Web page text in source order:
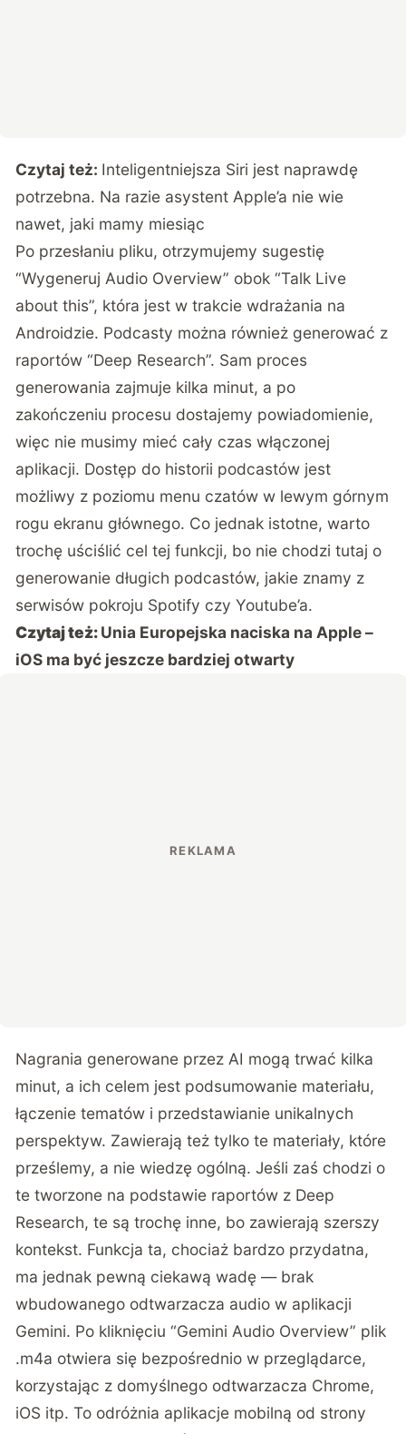
Czytaj też: Inteligentniejsza Siri jest naprawdę
potrzebna. Na razie asystent Apple’a nie wie
nawet, jaki mamy miesiąc
Po przesłaniu pliku, otrzymujemy sugestię
“Wygeneruj Audio Overview” obok “Talk Live
about this”, która jest w trakcie wdrażania na
Androidzie. Podcasty można również generować z
raportów “Deep Research”. Sam proces
generowania zajmuje kilka minut, a po
zakończeniu procesu dostajemy powiadomienie,
więc nie musimy mieć cały czas włączonej
aplikacji. Dostęp do historii podcastów jest
możliwy z poziomu menu czatów w lewym górnym
rogu ekranu głównego. Co jednak istotne, warto
trochę uściślić cel tej funkcji, bo nie chodzi tutaj o
generowanie długich podcastów, jakie znamy z
serwisów pokroju Spotify czy Youtube’a.
Czytaj też:Unia Europejska naciska na Apple –
iOS ma być jeszcze bardziej otwarty
Nagrania generowane przez AI mogą trwać kilka
minut, a ich celem jest podsumowanie materiału,
łączenie tematów i przedstawianie unikalnych
perspektyw. Zawierają też tylko te materiały, które
prześlemy, a nie wiedzę ogólną. Jeśli zaś chodzi o
te tworzone na podstawie raportów z Deep
Research, te są trochę inne, bo zawierają szerszy
kontekst. Funkcja ta, chociaż bardzo przydatna,
ma jednak pewną ciekawą wadę — brak
wbudowanego odtwarzacza audio w aplikacji
Gemini. Po kliknięciu “Gemini Audio Overview” plik
.m4a otwiera się bezpośrednio w przeglądarce,
korzystając z domyślnego odtwarzacza Chrome,
iOS itp. To odróżnia aplikacje mobilną od strony